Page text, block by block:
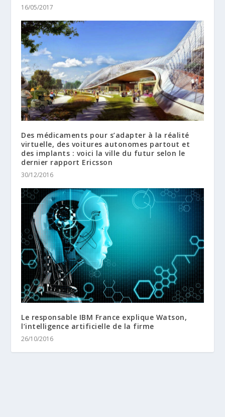
16/05/2017
Des médicaments pour s’adapter à la réalité
virtuelle, des voitures autonomes partout et
des implants : voici la ville du futur selon le
dernier rapport Ericsson
30/12/2016
Le responsable IBM France explique Watson,
l’intelligence artificielle de la firme
26/10/2016